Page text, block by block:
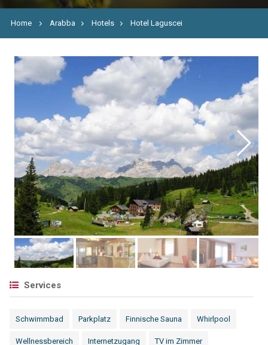
Home Arabba Hotels Hotel Laguscei
Services
Schwimmbad Parkplatz Finnische Sauna Whirlpool
Wellnessbereich Internetzugang TV im Zimmer